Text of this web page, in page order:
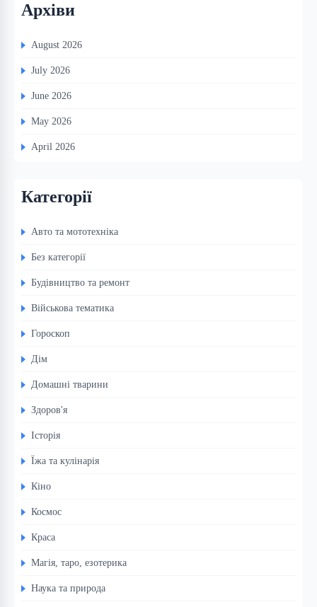
Архіви
August 2026
July 2026
June 2026
May 2026
April 2026
Категорії
Авто та мототехніка
Без категорії
Будівництво та ремонт
Військова тематика
Гороскоп
Дім
Домашні тварини
Здоров'я
Історія
Їжа та кулінарія
Кіно
Космос
Краса
Магія, таро, езотерика
Наука та природа